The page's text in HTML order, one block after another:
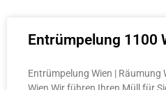
Entrümpelung 1100
Entrümpelung Wien | Räumung
Wien Wir führen Ihren Müll für